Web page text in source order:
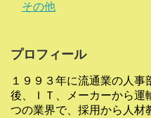
その他
プロフィール
１９９３年に流通業の人
後、ＩＴ、メーカーから運
つの業界で、採用から人材